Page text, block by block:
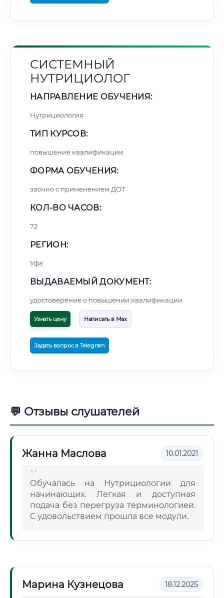
СИСТЕМНЫЙ
НУТРИЦИОЛОГ
НАПРАВЛЕНИЕ ОБУЧЕНИЯ:
Нутрициология
ТИП КУРСОВ:
повышение квалификации
ФОРМА ОБУЧЕНИЯ:
заочно с применением ДОТ
КОЛ-ВО ЧАСОВ:
72
РЕГИОН:
Уфа
ВЫДАВАЕМЫЙ ДОКУМЕНТ:
удостоверение о повышении квалификации
Узнать цену Написать в Max
Задать вопрос в Telegram
💬 Отзывы слушателей
Жанна Маслова 10.01.2021
Обучалась на Нутрициологии для
начинающих. Легкая и доступная
подача без перегруза терминологией.
С удовольствием прошла все модули.
Марина Кузнецова 18.12.2025